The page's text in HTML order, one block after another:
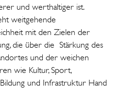
und werthaltiger ist.
weitgehende
mit den Zielen der
die über die Stärkung des
und der weichen
wie Kultur, Sport,
und Infrastruktur Hand